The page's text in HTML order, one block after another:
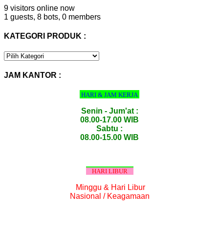
9 visitors online now
1 guests, 8 bots, 0 members
KATEGORI PRODUK :
KATEGORI
JAM KANTOR :
HARI & JAM KERJA
Senin - Jum'at :
08.00-17.00 WIB
Sabtu :
08.00-15.00 WIB
HARI LIBUR
Minggu & Hari Libur
Nasional / Keagamaan